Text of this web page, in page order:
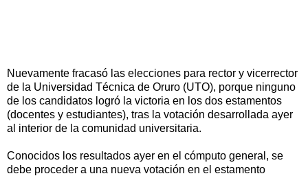
Nuevamente fracasó las elecciones para rector y vicerrector
de la Universidad Técnica de Oruro (UTO), porque ninguno
de los candidatos logró la victoria en los dos estamentos
(docentes y estudiantes), tras la votación desarrollada ayer
al interior de la comunidad universitaria.
Conocidos los resultados ayer en el cómputo general, se
debe proceder a una nueva votación en el estamento